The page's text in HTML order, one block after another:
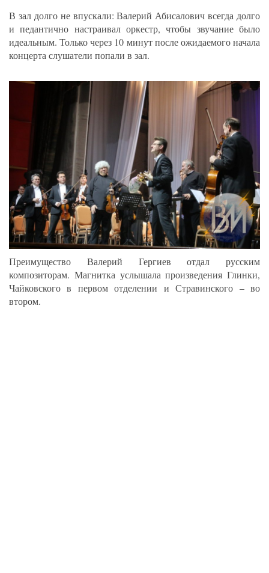
В зал долго не впускали: Валерий Абисалович всегда долго
и педантично настраивал оркестр, чтобы звучание было
идеальным. Только через 10 минут после ожидаемого начала
концерта слушатели попали в зал.
Преимущество Валерий Гергиев отдал русским
композиторам. Магнитка услышала произведения Глинки,
Чайковского в первом отделении и Стравинского – во
втором.